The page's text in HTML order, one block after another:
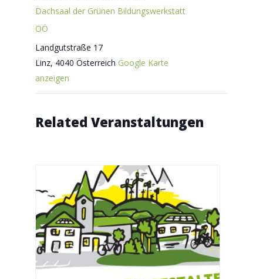
Dachsaal der Grünen Bildungswerkstatt
OÖ
Landgutstraße 17
Linz, 4040 Österreich Google Karte
anzeigen
Related Veranstaltungen